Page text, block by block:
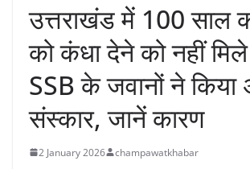
उत्तराखंड में 100 साल
को कंधा देने को नहीं
SSB के जवानों ने किया
संस्कार, जानें कारण
2 January 2026 champawatkhabar